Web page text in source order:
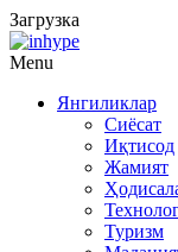
Загрузка
Menu
Янгиликлар
Сиёсат
Иқтисод
Жамият
Туризм